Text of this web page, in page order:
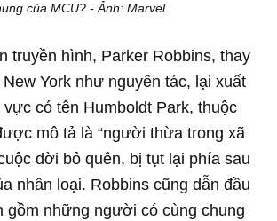
của MCU? - Ảnh: Marvel.
truyền hình, Parker Robbins, thay
York như nguyên tác, lại xuất
có tên Humboldt Park, thuộc
mô tả là “người thừa trong xã
đời bỏ quên, bị tụt lại phía sau
nhân loại. Robbins cũng dẫn đầu
gồm những người có cùng chung